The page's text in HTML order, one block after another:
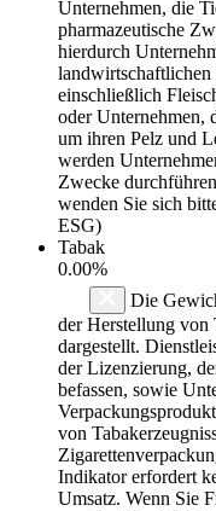
Unternehmen, die
pharmazeutische
hierdurch
landwirtschaftlichen
einschließlich
oder Unternehmen,
um ihren Pelz und
werden
Zwecke
wenden Sie sich
ESG)
Tabak
0.00%
Die
der Herstellung von
dargestellt.
der Lizenzierung,
befassen, sowie
von
Indikator erfordert
Umsatz. Wenn Sie